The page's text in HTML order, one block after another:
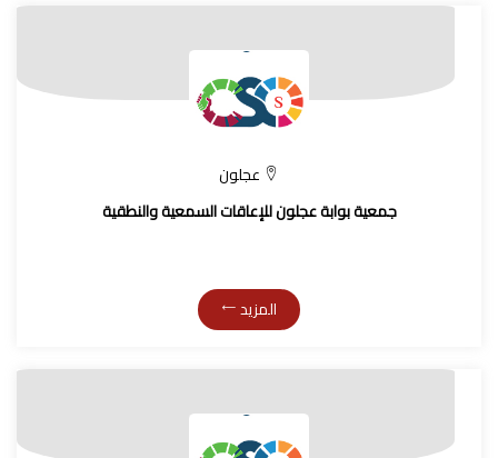
عجلون
جمعية بوابة عجلون للإعاقات السمعية والنطقية
المزيد